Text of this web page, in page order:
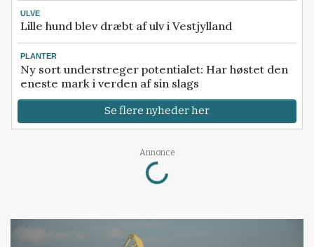
ULVE
Lille hund blev dræbt af ulv i Vestjylland
PLANTER
Ny sort understreger potentialet: Har høstet den
eneste mark i verden af sin slags
Se flere nyheder her
Annonce
Loading...